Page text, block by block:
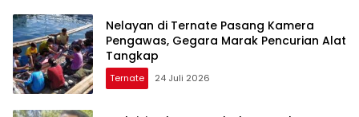
Nelayan di Ternate Pasang Kamera
Pengawas, Gegara Marak Pencurian Alat
Tangkap
Ternate 24 Juli 2026